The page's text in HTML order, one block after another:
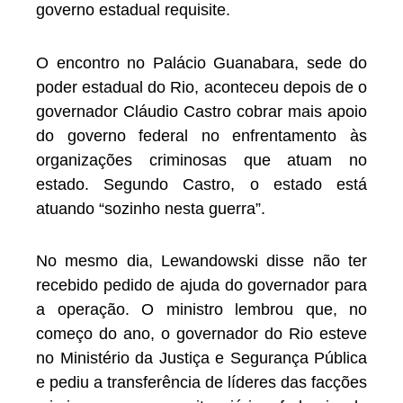
governo estadual requisite.
O encontro no Palácio Guanabara, sede do
poder estadual do Rio, aconteceu depois de o
governador Cláudio Castro cobrar mais apoio
do governo federal no enfrentamento às
organizações criminosas que atuam no
estado. Segundo Castro, o estado está
atuando “sozinho nesta guerra”.
No mesmo dia, Lewandowski disse não ter
recebido pedido de ajuda do governador para
a operação. O ministro lembrou que, no
começo do ano, o governador do Rio esteve
no Ministério da Justiça e Segurança Pública
e pediu a transferência de líderes das facções